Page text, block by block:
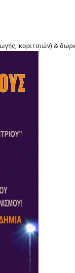
κοριτσιών) &